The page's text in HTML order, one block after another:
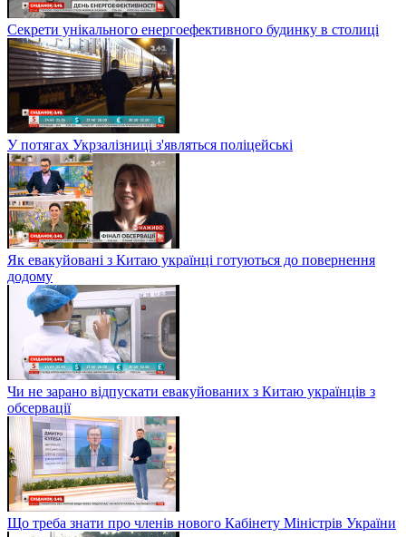
Секрети унікального енергоефективного будинку в столиці
У потягах Укрзалізниці з'являться поліцейські
Як евакуйовані з Китаю українці готуються до повернення
додому
Чи не зарано відпускати евакуйованих з Китаю українців з
обсервації
Що треба знати про членів нового Кабінету Міністрів України